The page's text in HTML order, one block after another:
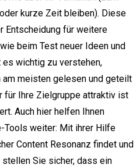
kurze Zeit bleiben). Diese
Entscheidung für weitere
beim Test neuer Ideen und
es wichtig zu verstehen,
meisten gelesen und geteilt
für Ihre Zielgruppe attraktiv ist
Auch hier helfen Ihnen
weiter: Mit ihrer Hilfe
Content Resonanz findet und
Sie sicher, dass ein